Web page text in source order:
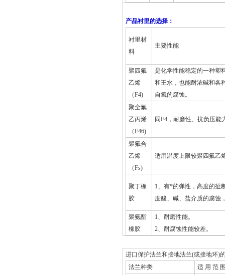
产品衬里的选择：
衬里材
料
主要性能
聚四氟
乙烯
（F4)
是化学性能稳定的一种塑
和王水，也能耐浓碱和各
自氧的腐蚀。
聚全氟
乙丙烯
（F46)
同F4，耐磨性、抗负压能
聚氟合
乙烯
（Fs)
适用温度上限较聚四氟乙
聚丁橡
胶
1、有*的弹性，高度的扯
度酸、碱、盐介质的腐蚀
聚氨酯
橡胶
1、耐磨性能。
2、耐腐蚀性能较差。
进口保护法兰和接地法兰(或接地环)
法兰种类
适 用 范